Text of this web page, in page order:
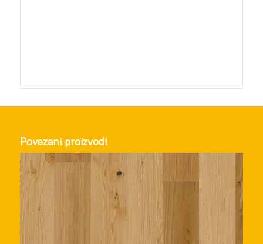
Povezani proizvodi